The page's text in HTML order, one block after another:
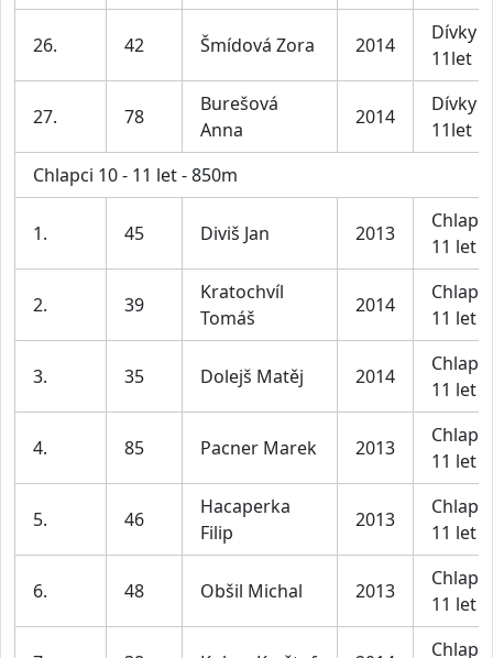
26. 42 Šmídová Zora 2014
Dívky
11let
27. 78
Burešová
Anna
2014
Dívky
11let
Chlapci 10 - 11 let - 850m
1. 45 Diviš Jan 2013
11 let
2. 39
Kratochvíl
Tomáš
2014
11 let
3. 35 Dolejš Matěj 2014
11 let
4. 85 Pacner Marek 2013
11 let
5. 46
Hacaperka
Filip
2013
11 let
6. 48 Obšil Michal 2013
11 let